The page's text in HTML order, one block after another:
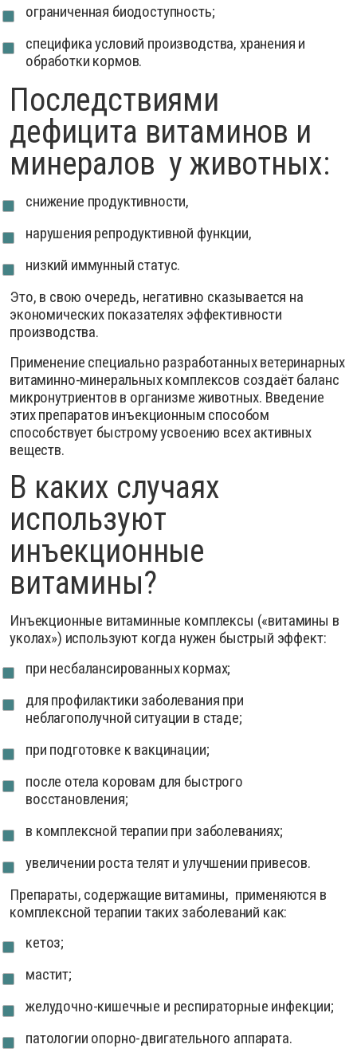
ограниченная биодоступность;
специфика условий производства, хранения и
обработки кормов.
Последствиями
дефицита витаминов и
минералов у животных:
снижение продуктивности,
нарушения репродуктивной функции,
низкий иммунный статус.
Это, в свою очередь, негативно сказывается на
экономических показателях эффективности
производства.
Применение специально разработанных ветеринарных
витаминно-минеральных комплексов создаёт баланс
микронутриентов в организме животных. Введение
этих препаратов инъекционным способом
способствует быстрому усвоению всех активных
веществ.
В каких случаях
используют
инъекционные
витамины?
Инъекционные витаминные комплексы («витамины в
уколах») используют когда нужен быстрый эффект:
при несбалансированных кормах;
для профилактики заболевания при
неблагополучной ситуации в стаде;
при подготовке к вакцинации;
после отела коровам для быстрого
восстановления;
в комплексной терапии при заболеваниях;
увеличении роста телят и улучшении привесов.
Препараты, содержащие витамины, применяются в
комплексной терапии таких заболеваний как:
кетоз;
мастит;
желудочно-кишечные и респираторные инфекции;
патологии опорно-двигательного аппарата.